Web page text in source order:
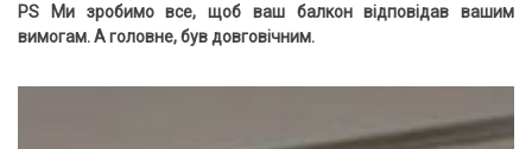
PS Ми зробимо все, щоб ваш балкон відповідав вашим
вимогам.А головне, був довговічним.